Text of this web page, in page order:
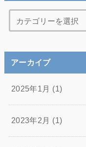
アーカイブ
2025年1月 (1)
2023年2月 (1)